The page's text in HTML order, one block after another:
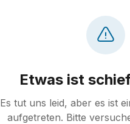
Etwas ist
Es tut uns leid, aber es ist
aufgetreten. Bitte